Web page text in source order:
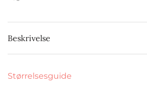
Beskrivelse
Størrelsesguide